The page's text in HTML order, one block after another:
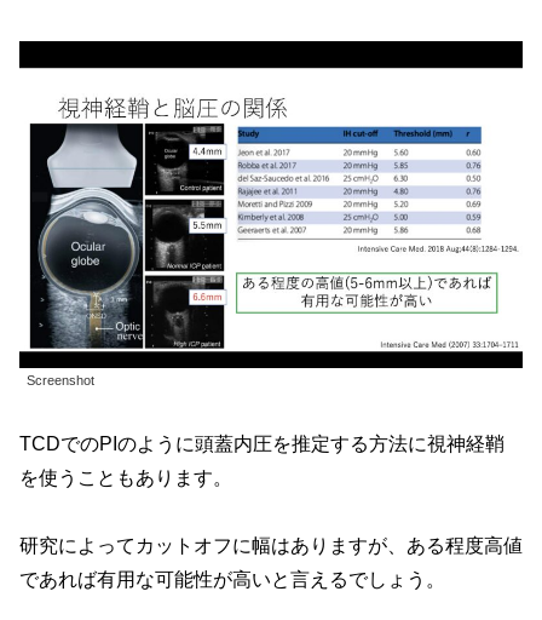
Screenshot
TCDでのPIのように頭蓋内圧を推定する方法に視神経鞘
を使うこともあります。
研究によってカットオフに幅はありますが、ある程度高値
であれば有用な可能性が高いと言えるでしょう。